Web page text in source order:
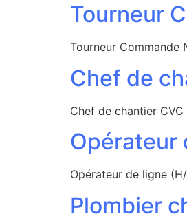
Tourneur
Tourneur Commande
Chef de
Chef de chantier CVC
Opérateur
Opérateur de ligne
Plombier